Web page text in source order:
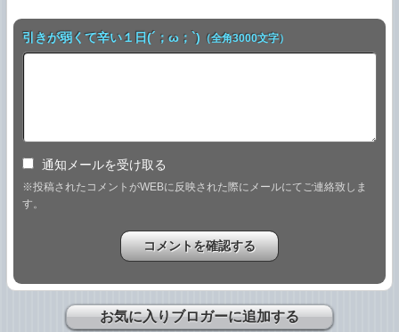
引きが弱くて辛い１日(´；ω；`) （全角3000文字）
通知メールを受け取る
※投稿されたコメントがWEBに反映された際にメールにてご連絡致しま
す。
お気に入りブロガーに追加する